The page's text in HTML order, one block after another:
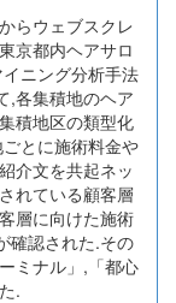
らウェブスクレ
京都内ヘアサロ
ニング分析手法
,各集積地のヘア
積地区の類型化
とに施術料金や
介文を共起ネッ
れている顧客層
層に向けた施術
確認された.その
ミナル」,「都心
.